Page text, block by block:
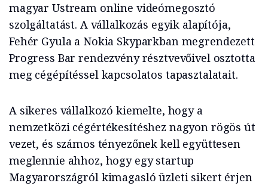
magyar Ustream online videómegosztó
szolgáltatást. A vállalkozás egyik alapítója,
Fehér Gyula a Nokia Skyparkban megrendezett
Progress Bar rendezvény résztvevőivel osztotta
meg cégépítéssel kapcsolatos tapasztalatait.
A sikeres vállalkozó kiemelte, hogy a
nemzetközi cégértékesítéshez nagyon rögös út
vezet, és számos tényezőnek kell együttesen
meglennie ahhoz, hogy egy startup
Magyarországról kimagasló üzleti sikert érjen